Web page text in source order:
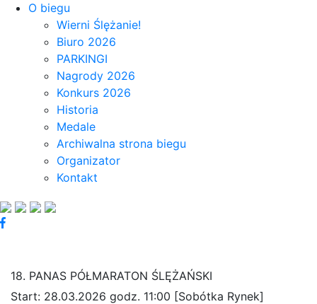
O biegu
Wierni Ślężanie!
Biuro 2026
PARKINGI
Nagrody 2026
Konkurs 2026
Historia
Medale
Archiwalna strona biegu
Organizator
Kontakt
18. PANAS PÓŁMARATON ŚLĘŻAŃSKI
Start: 28.03.2026 godz. 11:00 [Sobótka Rynek]